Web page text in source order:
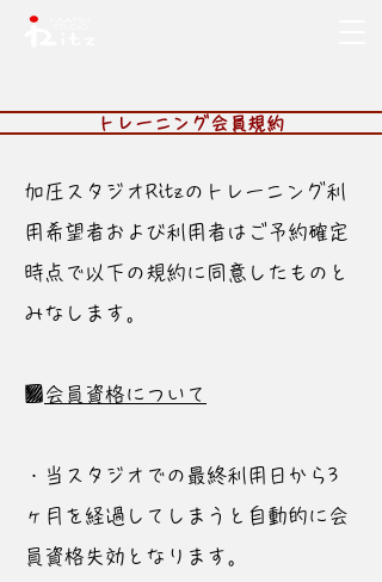
トレーニング会員規約
加圧スタジオRitzのトレーニング利
用希望者および利用者はご予約確定
時点で以下の規約に同意したものと
みなします。
■会員資格について
・当スタジオでの最終利用日から3
ヶ月を経過してしまうと自動的に会
員資格失効となります。